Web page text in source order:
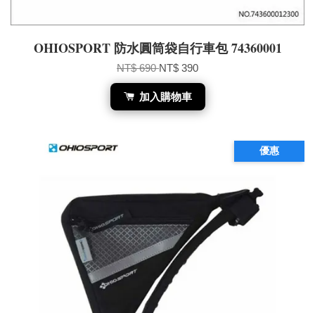
OHIOSPORT 防水圓筒袋自行車包 74360001
NT$ 690NT$ 390
加入購物車
優惠